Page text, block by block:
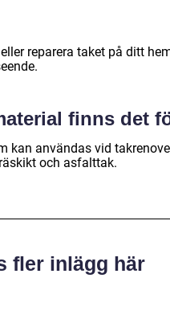
reparera taket på ditt
finns det
kan användas vid
och asfalttak.
fler inlägg här